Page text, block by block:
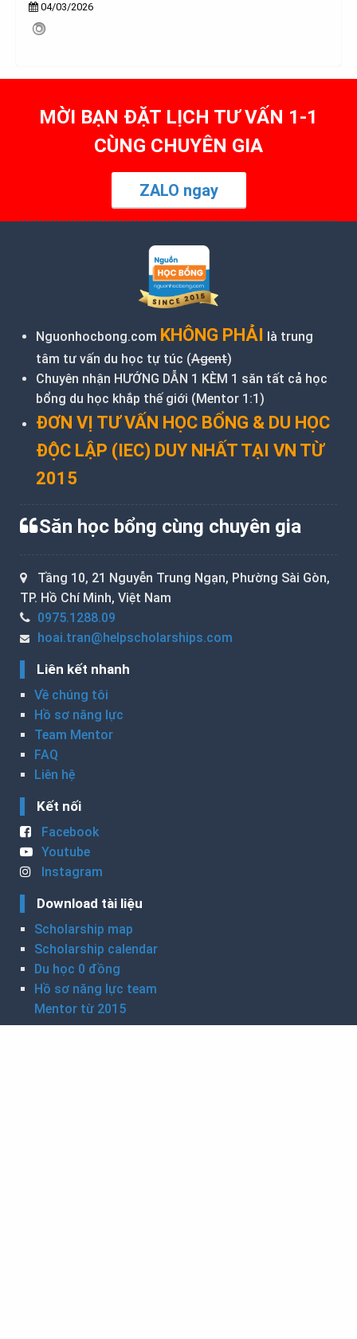
04/03/2026
MỜI BẠN ĐẶT LỊCH TƯ VẤN 1-1
CÙNG CHUYÊN GIA
ZALO ngay
Nguonhocbong.com KHÔNG PHẢI là trung
tâm tư vấn du học tự túc (Agent)
Chuyên nhận HƯỚNG DẪN 1 KÈM 1 săn tất cả học
bổng du học khắp thế giới (Mentor 1:1)
ĐƠN VỊ TƯ VẤN HỌC BỔNG & DU HỌC
ĐỘC LẬP (IEC) DUY NHẤT TẠI VN TỪ
2015
Săn học bổng cùng chuyên gia
Tầng 10, 21 Nguyễn Trung Ngạn, Phường Sài Gòn,
TP. Hồ Chí Minh, Việt Nam
0975.1288.09
hoai.tran@helpscholarships.com
Liên kết nhanh
Về chúng tôi
Hồ sơ năng lực
Team Mentor
FAQ
Liên hệ
Kết nối
Facebook
Youtube
Instagram
Download tài liệu
Scholarship map
Scholarship calendar
Du học 0 đồng
Hồ sơ năng lực team
Mentor từ 2015